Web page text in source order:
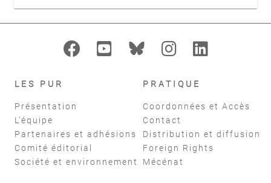
LES PUR
Présentation
L'équipe
Partenaires et adhésions
Comité éditorial
Société et environnement
PRATIQUE
Coordonnées et Accès
Contact
Distribution et diffusion
Foreign Rights
Mécénat